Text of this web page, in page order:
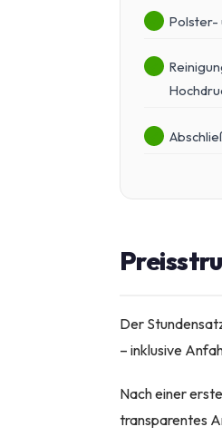
Polster-
Der
– inklusive
Nach einer
transparentes